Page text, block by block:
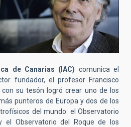
de Canarias (IAC) comunica el
fundador, el profesor Francisco
su tesón logró crear uno de los
punteros de Europa y dos de los
del mundo: el Observatorio
el Observatorio del Roque de los